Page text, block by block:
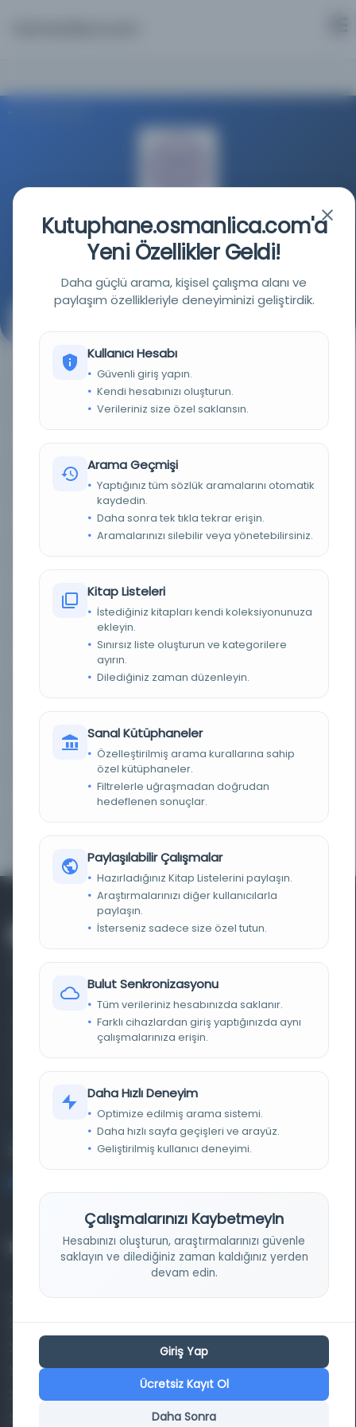
Washington Üniversitesi
Khānī al-Khālidī al-Naqshbandī
Khānī, `Abd al-Majīd ibn Muḥammad, 1846 veya
1847-1900 veya 1901
BASIM YERI
Suriye - Suriye: Maṭbaʻat al-Iṣlāḥ, 1313 [1895 veya
1896]
Kitap
Evet
KAYIT NUMARASI cdi_hathitrust_hathifiles_njp_32101063577900
Çevrimiçi erişimi kontrol edin
1895
Farklı dönem, dil ve coğrafyalara ait tarihî yazma ve
basma eserleri, arşiv belgelerini, süreli yayınları ve görsel
kütüphane ve meta katalog.
Entertech Ofis: 322 İstanbul Ün. Avcılar Kampüsü Avcılar,
34320 İstanbul
Projelerimiz
Kazakça Metin Sıklık Analizi
Transkripsiyon Alfabesi Çevirisi
Tarihi Dokümanlarda Görüntü İyileştirilmesi
Kutuphane.osmanlica.com'a
Yeni Özellikler Geldi!
Daha güçlü arama, kişisel çalışma alanı ve
paylaşım özellikleriyle deneyiminizi geliştirdik.
Kullanıcı Hesabı
Güvenli giriş yapın.
Kendi hesabınızı oluşturun.
Verileriniz size özel saklansın.
Arama Geçmişi
Yaptığınız tüm sözlük aramalarını otomatik
kaydedin.
Daha sonra tek tıkla tekrar erişin.
Aramalarınızı silebilir veya yönetebilirsiniz.
Kitap Listeleri
İstediğiniz kitapları kendi koleksiyonunuza
ekleyin.
Sınırsız liste oluşturun ve kategorilere
ayırın.
Dilediğiniz zaman düzenleyin.
Sanal Kütüphaneler
Özelleştirilmiş arama kurallarına sahip
özel kütüphaneler.
Filtrelerle uğraşmadan doğrudan
hedeflenen sonuçlar.
Paylaşılabilir Çalışmalar
Hazırladığınız Kitap Listelerini paylaşın.
Araştırmalarınızı diğer kullanıcılarla
paylaşın.
İsterseniz sadece size özel tutun.
Bulut Senkronizasyonu
Tüm verileriniz hesabınızda saklanır.
Farklı cihazlardan giriş yaptığınızda aynı
çalışmalarınıza erişin.
Daha Hızlı Deneyim
Optimize edilmiş arama sistemi.
Daha hızlı sayfa geçişleri ve arayüz.
Geliştirilmiş kullanıcı deneyimi.
Çalışmalarınızı Kaybetmeyin
Hesabınızı oluşturun, araştırmalarınızı güvenle
saklayın ve dilediğiniz zaman kaldığınız yerden
devam edin.
Giriş Yap
Ücretsiz Kayıt Ol
Daha Sonra